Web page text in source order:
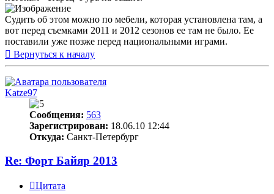
Судить об этом можно по мебели, которая установлена там, а
вот перед съемками 2011 и 2012 сезонов ее там не было. Ее
поставили уже позже перед национальными играми.
Вернуться к началу
Katze97
Сообщения: 563
Зарегистрирован: 18.06.10 12:44
Откуда: Санкт-Петербург
Re: Форт Байяр 2013
Цитата